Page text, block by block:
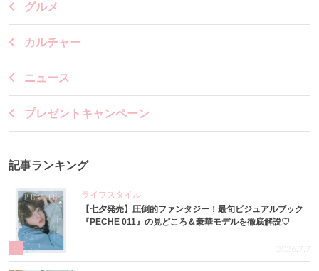
グルメ
カルチャー
ニュース
プレゼントキャンペーン
記事ランキング
ライフスタイル
【七夕発売】圧倒的ファンタジー！最旬ビジュアルブック
『PECHE 011』の見どころ＆豪華モデルを徹底解説♡
2026.7.7